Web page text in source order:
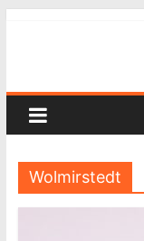
Wolmirstedt